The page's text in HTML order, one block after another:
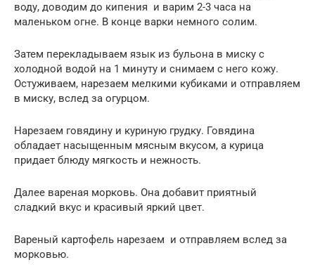
воду, доводим до кипения и варим 2-3 часа на
маленьком огне. В конце варки немного солим.
Затем перекладываем язык из бульона в миску с
холодной водой на 1 минуту и снимаем с него кожу.
Остуживаем, нарезаем мелкими кубиками и отправляем
в миску, вслед за огурцом.
Нарезаем говядину и куриную грудку. Говядина
обладает насыщенным мясным вкусом, а курица
придает блюду мягкость и нежность.
Далее вареная морковь. Она добавит приятный
сладкий вкус и красивый яркий цвет.
Вареный картофель нарезаем и отправляем вслед за
морковью.